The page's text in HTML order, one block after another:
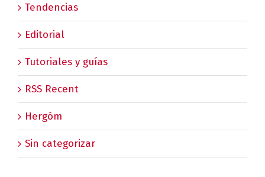
Tendencias
Editorial
Tutoriales y guías
RSS Recent
Hergóm
Sin categorizar